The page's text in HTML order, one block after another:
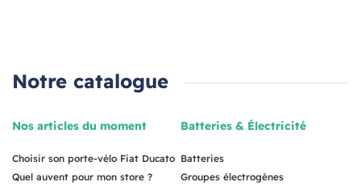
Notre catalogue
Nos articles du moment
Choisir son porte-vélo Fiat Ducato
Quel auvent pour mon store ?
Batteries & Électricité
Batteries
Groupes électrogènes